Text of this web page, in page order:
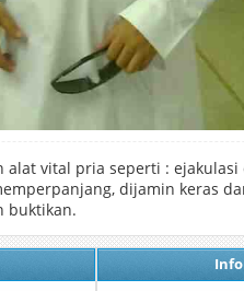
alat vital pria seperti :
dijamin keras
buktikan.